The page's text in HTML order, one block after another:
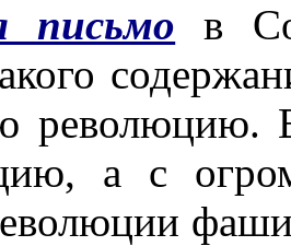
письмо в
революцию.
а с